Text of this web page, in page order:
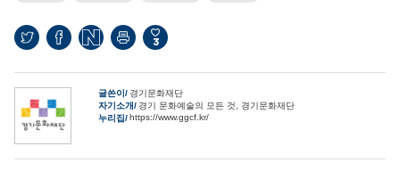
3
글쓴이
경기문화재단
자기소개
경기 문화예술의 모든 것, 경기문화재단
누리집 https://www.ggcf.kr/